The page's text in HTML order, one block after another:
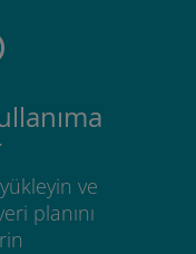
ve
planını